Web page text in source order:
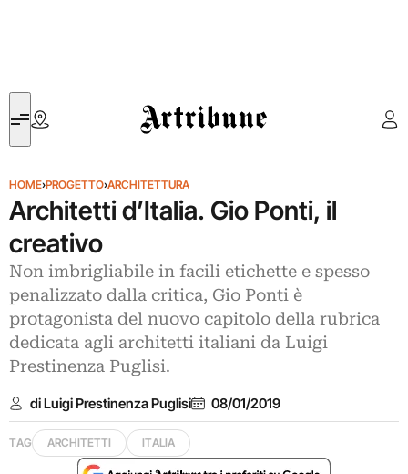
Artribune
HOME›PROGETTO›ARCHITETTURA
Architetti d’Italia. Gio Ponti, il
creativo
Non imbrigliabile in facili etichette e spesso
penalizzato dalla critica, Gio Ponti è
protagonista del nuovo capitolo della rubrica
dedicata agli architetti italiani da Luigi
Prestinenza Puglisi.
di Luigi Prestinenza Puglisi 08/01/2019
TAG ARCHITETTI ITALIA